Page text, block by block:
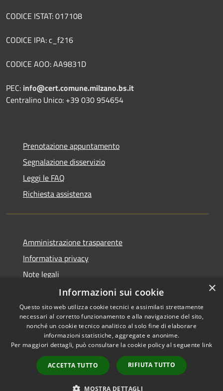
CODICE ISTAT: 017108
CODICE IPA: c_f216
CODICE AOO: AA9831D
PEC: info@cert.comune.milzano.bs.it
Centralino Unico: +39 030 954654
Prenotazione appuntamento
Segnalazione disservizio
Leggi le FAQ
Richiesta assistenza
Amministrazione trasparente
Informativa privacy
Note legali
Dichiarazione di accessibilità
RSS
Accessibilità
Copyright © 2026 • Comune di
Municipium•
Accesso
redazione
×
Informazioni sui cookie
Questo sito web utilizza cookie tecnici e assimilati strettamente
necessari al corretto funzionamento e alla navigazione del sito,
nonché un cookie tecnico analitico al solo fine di elaborare
informazioni statistiche, aggregate e anonime.
Per maggiori dettagli, può consultare la cookie policy al seguente link
ACCETTA TUTTO RIFIUTA TUTTO
MOSTRA DETTAGLI